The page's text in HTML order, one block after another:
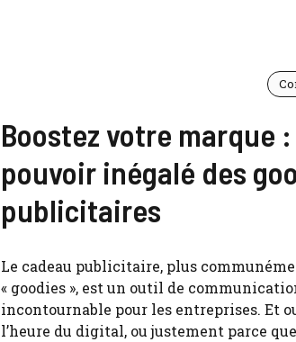
Boostez votre marque
pouvoir inégalé des
publicitaires
Le cadeau publicitaire, plus
« goodies », est un outil de
incontournable pour les entreprises. Et
l’heure du digital, ou justement parce